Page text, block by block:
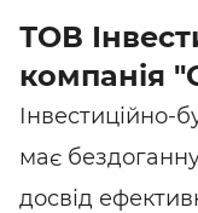
ТОВ
компанія
Інвестиційно-
має
досвід